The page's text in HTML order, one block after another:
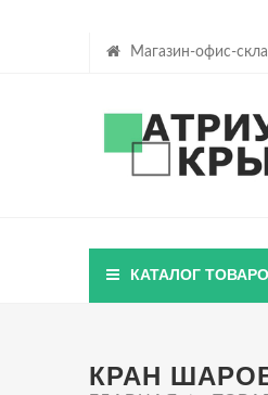
Магазин-офис-
КАТАЛОГ
КРАН